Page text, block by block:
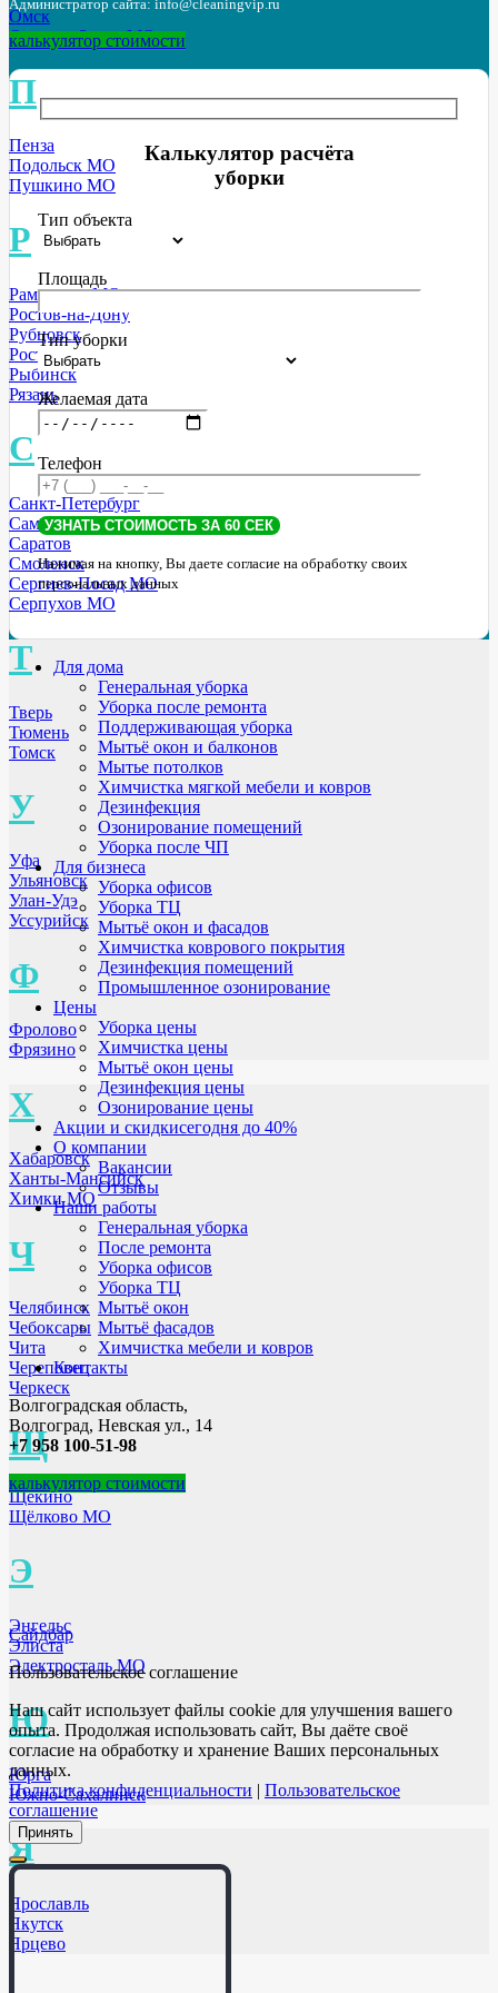
Омск
Орехово-Зуево МО
П
Пенза
Подольск МО
Пушкино МО
Р
Раменское МО
Ростов-на-Дону
Рубцовск
Ростов
Рыбинск
Рязань
С
Санкт-Петербург
Самара
Саратов
Смоленск
Сергиев-Посад МО
Серпухов МО
Т
Тверь
Тюмень
Томск
У
Уфа
Ульяновск
Улан-Удэ
Уссурийск
Ф
Фролово
Фрязино
Х
Хабаровск
Ханты-Мансийск
Химки МО
Ч
Челябинск
Чебоксары
Чита
Череповец
Черкеск
Щ
Щёкино
Щёлково МО
Э
Энгельс
Элиста
Электросталь МО
Ю
Юрга
Южно-Сахалинск
Я
Ярославль
Якутск
Ярцево
Администратор сайта: info@cleaningvip.ru
калькулятор стоимости
Калькулятор расчёта
уборки
Тип объекта
Площадь
Тип уборки
Желаемая дата
Телефон
Нажимая на кнопку, Вы даете согласие на обработку своих
персональных данных
Для дома
Генеральная уборка
Уборка после ремонта
Поддерживающая уборка
Мытьё окон и балконов
Мытье потолков
Химчистка мягкой мебели и ковров
Дезинфекция
Озонирование помещений
Уборка после ЧП
Для бизнеса
Уборка офисов
Уборка ТЦ
Мытьё окон и фасадов
Химчистка коврового покрытия
Дезинфекция помещений
Промышленное озонирование
Цены
Уборка цены
Химчистка цены
Мытьё окон цены
Дезинфекция цены
Озонирование цены
Акции и скидкисегодня до 40%
О компании
Вакансии
Отзывы
Наши работы
Генеральная уборка
После ремонта
Уборка офисов
Уборка ТЦ
Мытьё окон
Мытьё фасадов
Химчистка мебели и ковров
Контакты
Волгоградская область,
Волгоград, Невская ул., 14
+7 958 100-51-98
калькулятор стоимости
Сайдбар
Пользовательское соглашение
Наш сайт использует файлы cookie для улучшения вашего
опыта. Продолжая использовать сайт, Вы даёте своё
согласие на обработку и хранение Ваших персональных
данных.
Политика конфиденциальности | Пользовательское
соглашение
Принять